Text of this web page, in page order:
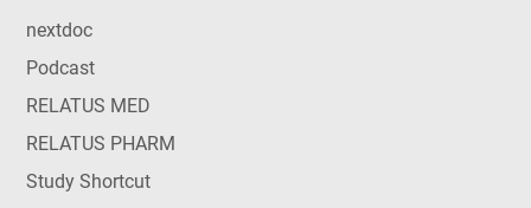
nextdoc
Podcast
RELATUS MED
RELATUS PHARM
Study Shortcut